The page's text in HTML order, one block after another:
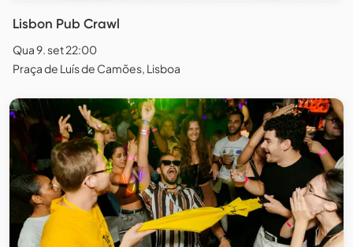
Lisbon Pub Crawl
Qua 9. set 22:00
Praça de Luís de Camões, Lisboa